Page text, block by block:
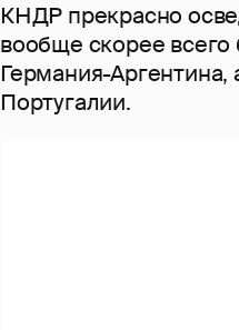
КНДР прекрасно
вообще скорее всего
Германия-Аргентина,
Португалии.